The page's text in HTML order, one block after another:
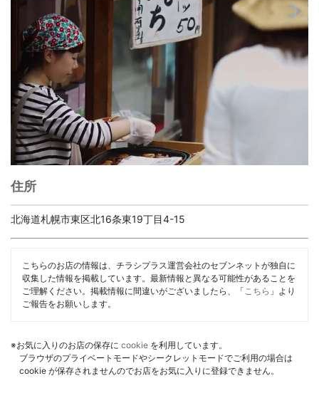
住所
北海道札幌市東区北16条東19丁目4-15
こちらのお店の情報は、チラシプラス運営会社のセブンネットが独自に
収集した情報を掲載しています。最新情報と異なる可能性があることを
ご理解ください。掲載情報に間違いがございましたら、「 こちら 」より
ご報告をお願いします。
※お気に入りのお店の保存に cookie を利用しています。
ブラウザのプライベートモードやシークレットモードでご利用の場合は
cookie が保存されませんのでお店をお気に入りに登録できません。